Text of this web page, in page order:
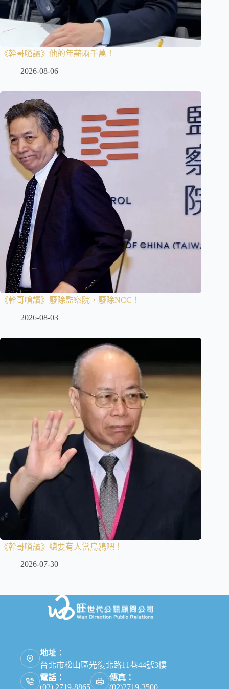
《幹哥嗆讀》他的年薪兩千萬！
2026-08-06
《幹哥嗆讀》廢除監察院，廢除NCC！
2026-08-03
《幹哥嗆讀》總要有人當烏鴉吧！
2026-07-30
地址：
台北市松山區光復北路11巷44號3樓
電話：
傳真：